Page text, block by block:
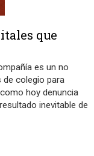
que
es un no
de colegio para
hoy denuncia
inevitable de